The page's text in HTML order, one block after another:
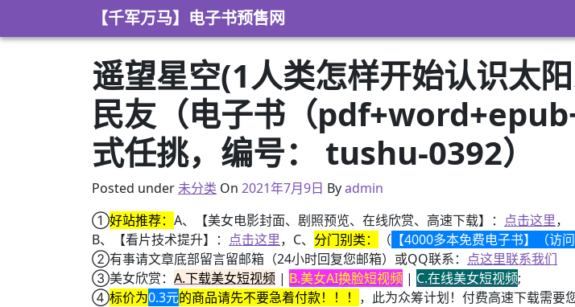
【千军万马】电子书预售网
遥望星空(1人类怎样开始认识太
民友（电子书（
式任挑，编号： tushu-0392）
Posted under未分类 On 2021年3月6日
2021年7月9日 Byadmin
①好站推荐： A、【美女电影封面、剧照预览、在线欣赏、高速下载】： 点击这里，
B、【看片技术提升】： 点击这里，C、 分门别类： （ 【4000多本免费电子书】（访
②有事请文章底部留言留邮箱（24小时回复您邮箱）或QQ联系： 点这里联系我们
③美女欣赏： A.下载美女短视频 | B.美女AI换脸短视频 | C.在线美女短视频;
④标价为0.3元的商品请先不要急着付款！！！ ，此为众筹计划！付费高速下载需要